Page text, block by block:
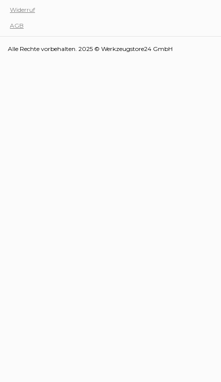
Widerruf
AGB
Alle Rechte vorbehalten. 2025 © Werkzeugstore24 GmbH